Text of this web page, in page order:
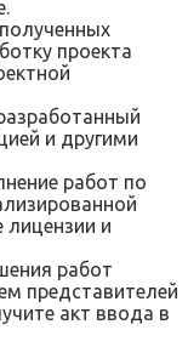
проекта
и другими
работ по
и
работ
представителей
акт ввода в